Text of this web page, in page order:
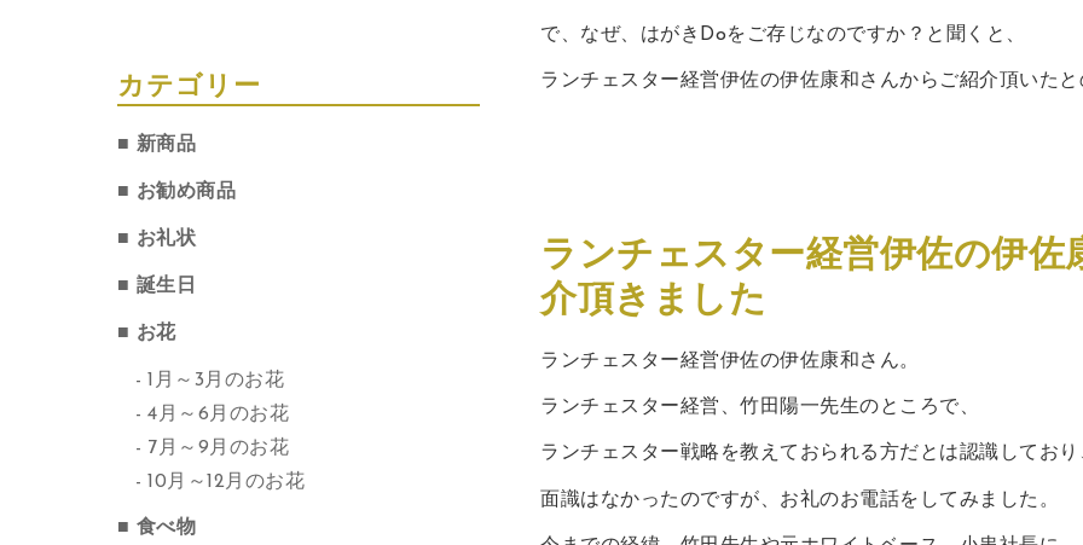
で、なぜ、はがきDoをご存じなのですか？と聞くと、
ランチェスター経営伊佐の伊佐康和さんからご紹介頂いた
ランチェスター経営伊佐の伊
介頂きました
ランチェスター経営伊佐の伊佐康和さん。
ランチェスター経営、竹田陽一先生のところで、
ランチェスター戦略を教えておられる方だとは認識しており
面識はなかったのですが、お礼のお電話をしてみました。
カテゴリー
新商品
お勧め商品
お礼状
誕生日
お花
1月～3月のお花
4月～6月のお花
7月～9月のお花
10月～12月のお花
食べ物